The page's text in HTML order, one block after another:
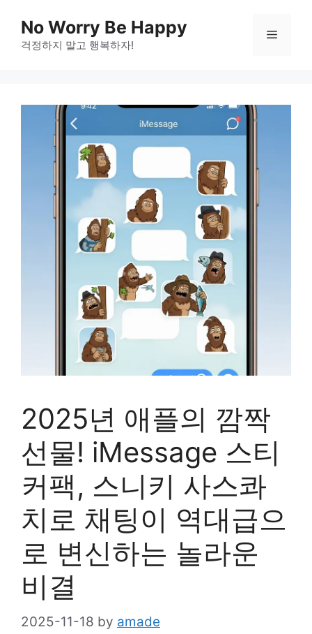
content
No Worry Be Happy
걱정하지 말고 행복하자!
Menu
2025년 애플의 깜짝
선물! iMessage 스티
커팩, 스니키 사스콰
치로 채팅이 역대급으
로 변신하는 놀라운
비결
2025-11-18 by amade